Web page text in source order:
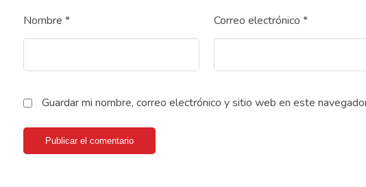
Nombre * Correo electrónico *
Guardar mi nombre, correo electrónico y sitio web en este
Publicar el comentario